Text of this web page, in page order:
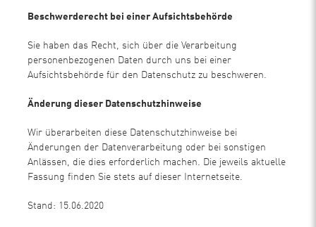
Beschwerderecht bei einer Aufsichtsbehörde
Sie haben das Recht, sich über die Verarbeitung
personenbezogenen Daten durch uns bei einer
Aufsichtsbehörde für den Datenschutz zu beschweren.
Änderung dieser Datenschutzhinweise
Wir überarbeiten diese Datenschutzhinweise bei
Änderungen der Datenverarbeitung oder bei sonstigen
Anlässen, die dies erforderlich machen. Die jeweils aktuelle
Fassung finden Sie stets auf dieser Internetseite.
Stand: 15.06.2020